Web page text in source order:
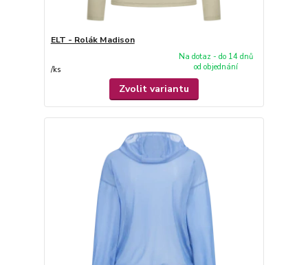
ELT - Rolák Madison
/ks
Na dotaz - do 14 dnů
od objednání
Zvolit variantu